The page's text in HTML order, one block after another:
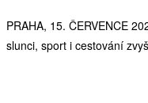
PRAHA, 15. ČERVENCE
slunci, sport i cestování